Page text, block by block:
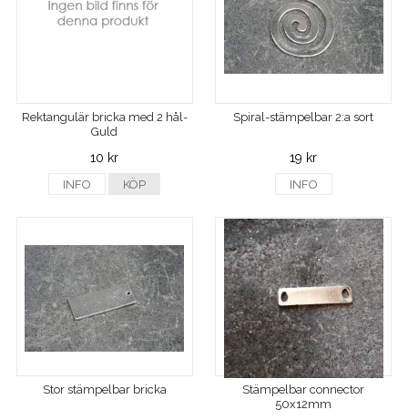
Rektangulär bricka med 2 hål-
Guld
10 kr
INFO KÖP
Spiral-stämpelbar 2:a sort
19 kr
INFO
Stor stämpelbar bricka
Stämpelbar connector
50x12mm